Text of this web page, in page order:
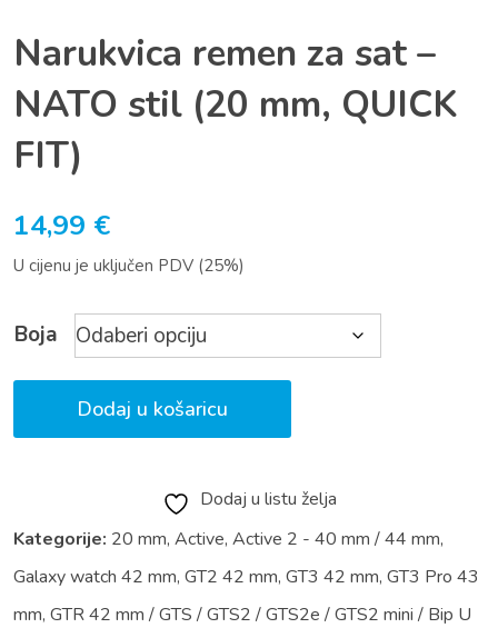
Narukvica remen za sat –
NATO stil (20 mm, QUICK
FIT)
14,99 €
U cijenu je uključen PDV (25%)
Boja
Dodaj u košaricu
Dodaj u listu želja
Kategorije: 20 mm, Active, Active 2 - 40 mm / 44 mm,
Galaxy watch 42 mm, GT2 42 mm, GT3 42 mm, GT3 Pro 43
mm, GTR 42 mm / GTS / GTS2 / GTS2e / GTS2 mini / Bip U